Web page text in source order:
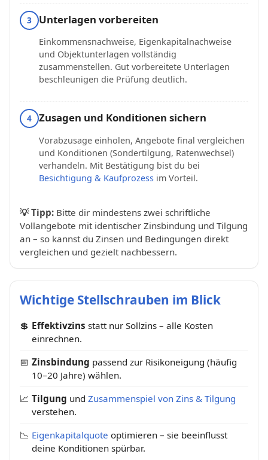
3 Unterlagen vorbereiten
Einkommensnachweise, Eigenkapitalnachweise
und Objektunterlagen vollständig
zusammenstellen. Gut vorbereitete Unterlagen
beschleunigen die Prüfung deutlich.
4 Zusagen und Konditionen sichern
Vorabzusage einholen, Angebote final vergleichen
und Konditionen (Sondertilgung, Ratenwechsel)
verhandeln. Mit Bestätigung bist du bei
Besichtigung & Kaufprozess im Vorteil.
💡Tipp: Bitte dir mindestens zwei schriftliche
Vollangebote mit identischer Zinsbindung und Tilgung
an – so kannst du Zinsen und Bedingungen direkt
vergleichen und gezielt nachbessern.
Wichtige Stellschrauben im Blick
💲 Effektivzins statt nur Sollzins – alle Kosten
einrechnen.
📅 Zinsbindung passend zur Risikoneigung (häufig
10–20 Jahre) wählen.
📈 Tilgung und Zusammenspiel von Zins & Tilgung
verstehen.
📉 Eigenkapitalquote optimieren – sie beeinflusst
deine Konditionen spürbar.